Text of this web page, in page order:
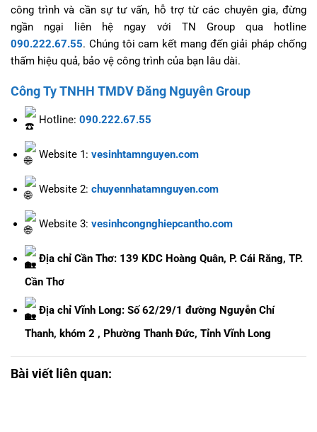
công trình và cần sự tư vấn, hỗ trợ từ các chuyên gia, đừng
ngần ngại liên hệ ngay với TN Group qua hotline
090.222.67.55. Chúng tôi cam kết mang đến giải pháp chống
thấm hiệu quả, bảo vệ công trình của bạn lâu dài.
Công Ty TNHH TMDV Đăng Nguyên Group
Hotline: 090.222.67.55
Website 1: vesinhtamnguyen.com
Website 2: chuyennhatamnguyen.com
Website 3: vesinhcongnghiepcantho.com
Địa chỉ Cần Thơ: 139 KDC Hoàng Quân, P. Cái Răng, TP.
Cần Thơ
Địa chỉ Vĩnh Long: Số 62/29/1 đường Nguyễn Chí
Thanh, khóm 2 , Phường Thanh Đức, Tỉnh Vĩnh Long
Bài viết liên quan: